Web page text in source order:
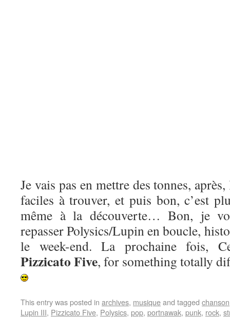
Je vais pas en mettre des tonnes,
faciles à trouver, et puis bon, c’est
même à la découverte… Bon, je
repasser Polysics/Lupin en boucle,
le week-end. La prochaine fois,
Pizzicato Five, for something totally
This entry was posted in archives, musiqueand tagged chanson
Lupin III, Pizzicato Five, Polysics, pop, portnawak, punk, rock,